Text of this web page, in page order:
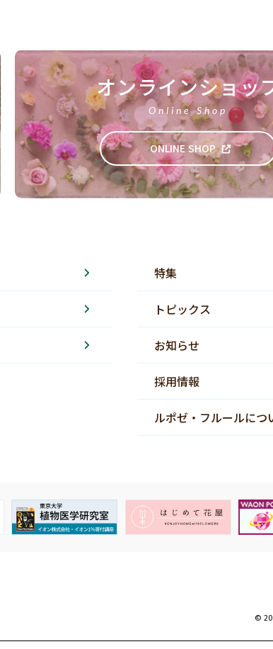
オンラインショッ
Online Shop
ONLINE SHOP
特集
トピックス
お知らせ
採用情報
ルポゼ・フルールにつ
©